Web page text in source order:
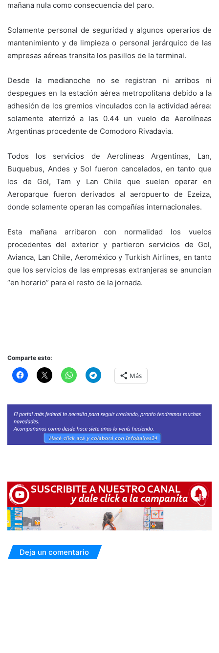
mañana nula como consecuencia del paro.
Solamente personal de seguridad y algunos operarios de
mantenimiento y de limpieza o personal jerárquico de las
empresas aéreas transita los pasillos de la terminal.
Desde la medianoche no se registran ni arribos ni
despegues en la estación aérea metropolitana debido a la
adhesión de los gremios vinculados con la actividad aérea:
solamente aterrizó a las 0.44 un vuelo de Aerolíneas
Argentinas procedente de Comodoro Rivadavia.
Todos los servicios de Aerolíneas Argentinas, Lan,
Buquebus, Andes y Sol fueron cancelados, en tanto que
los de Gol, Tam y Lan Chile que suelen operar en
Aeroparque fueron derivados al aeropuerto de Ezeiza,
donde solamente operan las compañías internacionales.
Esta mañana arribaron con normalidad los vuelos
procedentes del exterior y partieron servicios de Gol,
Avianca, Lan Chile, Aeroméxico y Turkish Airlines, en tanto
que los servicios de las empresas extranjeras se anuncian
“en horario” para el resto de la jornada.
Comparte esto:
Más
Deja un comentario